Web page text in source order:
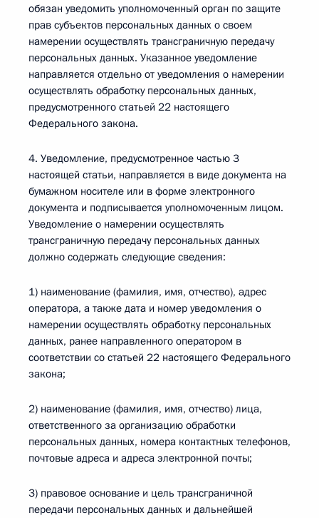
обязан уведомить уполномоченный орган по защите
прав субъектов персональных данных о своем
намерении осуществлять трансграничную передачу
персональных данных. Указанное уведомление
направляется отдельно от уведомления о намерении
осуществлять обработку персональных данных,
предусмотренного статьей 22 настоящего
Федерального закона.
4. Уведомление, предусмотренное частью 3
настоящей статьи, направляется в виде документа на
бумажном носителе или в форме электронного
документа и подписывается уполномоченным лицом.
Уведомление о намерении осуществлять
трансграничную передачу персональных данных
должно содержать следующие сведения:
1) наименование (фамилия, имя, отчество), адрес
оператора, а также дата и номер уведомления о
намерении осуществлять обработку персональных
данных, ранее направленного оператором в
соответствии со статьей 22 настоящего Федерального
закона;
2) наименование (фамилия, имя, отчество) лица,
ответственного за организацию обработки
персональных данных, номера контактных телефонов,
почтовые адреса и адреса электронной почты;
3) правовое основание и цель трансграничной
передачи персональных данных и дальнейшей